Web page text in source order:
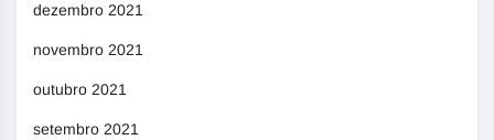
dezembro 2021
novembro 2021
outubro 2021
setembro 2021